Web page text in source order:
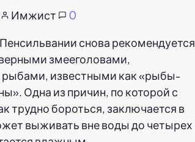
Имжист
0
снова рекомендуется
змееголовами,
известными как «рыбы-
Одна из причин, по которой с
трудно бороться, заключается в
выживать вне воды до четырех